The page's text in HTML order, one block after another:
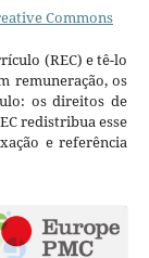
Commons
(REC) e tê-lo
remuneração, os
os direitos de
redistribua esse
e referência